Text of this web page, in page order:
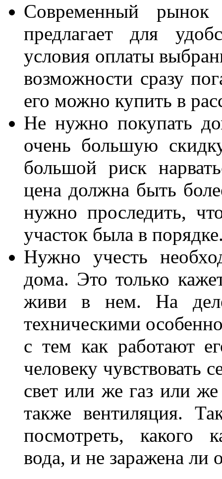
Современный
предлагает для
условия оплаты
возможности сразу
его можно купить в
Не нужно покупать
очень большую
большой риск
цена должна быть
нужно проследить,
участок была в
Нужно учесть
дома. Это только
живи в нем. На
техническими
с тем как работают
человеку чувствовать
свет или же газ или
также вентиляция.
посмотреть, какого
вода, и не заражена ли